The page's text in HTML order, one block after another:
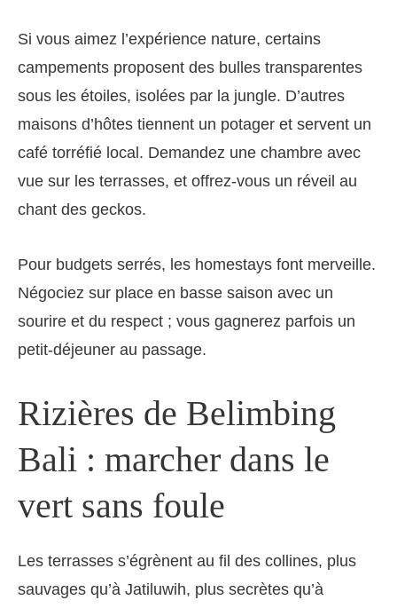
Si vous aimez l’expérience nature, certains
campements proposent des bulles transparentes
sous les étoiles, isolées par la jungle. D’autres
maisons d’hôtes tiennent un potager et servent un
café torréfié local. Demandez une chambre avec
vue sur les terrasses, et offrez-vous un réveil au
chant des geckos.
Pour budgets serrés, les homestays font merveille.
Négociez sur place en basse saison avec un
sourire et du respect ; vous gagnerez parfois un
petit-déjeuner au passage.
Rizières de Belimbing
Bali : marcher dans le
vert sans foule
Les terrasses s’égrènent au fil des collines, plus
sauvages qu’à Jatiluwih, plus secrètes qu’à